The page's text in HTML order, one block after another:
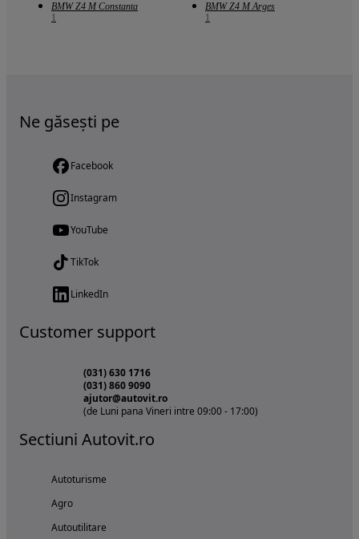
BMW Z4 M Constanta
1
BMW Z4 M Arges
1
Ne găsești pe
Facebook
Instagram
YouTube
TikTok
LinkedIn
Customer support
(031) 630 1716
(031) 860 9090
ajutor@autovit.ro
(de Luni pana Vineri intre 09:00 - 17:00)
Sectiuni Autovit.ro
Autoturisme
Agro
Autoutilitare